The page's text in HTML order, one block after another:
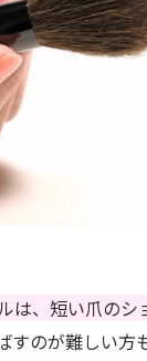
は、短い爪の
すのが難しい方